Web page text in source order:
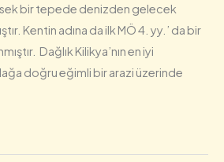
bir tepede denizden gelecek
Kentin adına da ilk MÖ 4. yy.’ da bir
Dağlık Kilikya’nın en iyi
doğru eğimli bir arazi üzerinde